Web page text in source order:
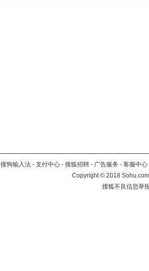
搜狗输入法 - 支付中心 - 搜狐招聘 - 广告服务 - 客服中心
Copyright©2018
搜狐不良信息举